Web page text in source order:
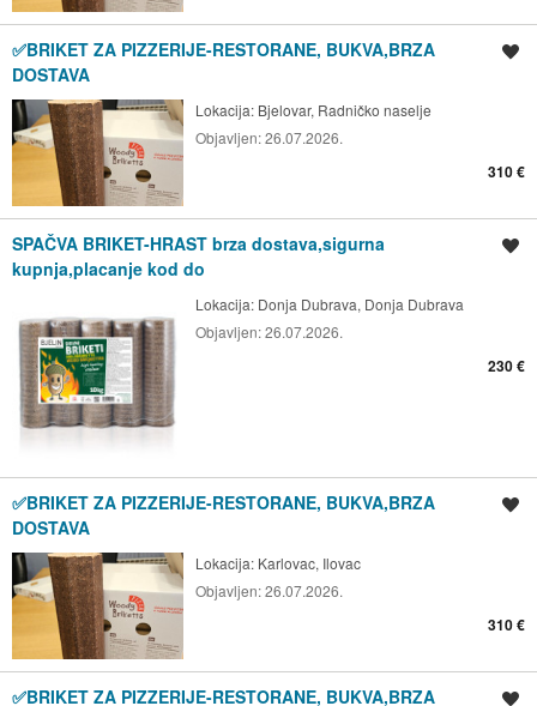
✅BRIKET ZA PIZZERIJE-RESTORANE, BUKVA,BRZA
DOSTAVA
Lokacija: Bjelovar, Radničko naselje
Objavljen:26.07.2026.
310 €
SPAČVA BRIKET-HRAST brza dostava,sigurna
kupnja,placanje kod do
Lokacija: Donja Dubrava, Donja Dubrava
Objavljen:26.07.2026.
230 €
✅BRIKET ZA PIZZERIJE-RESTORANE, BUKVA,BRZA
DOSTAVA
Lokacija: Karlovac, Ilovac
Objavljen:26.07.2026.
310 €
✅BRIKET ZA PIZZERIJE-RESTORANE, BUKVA,BRZA